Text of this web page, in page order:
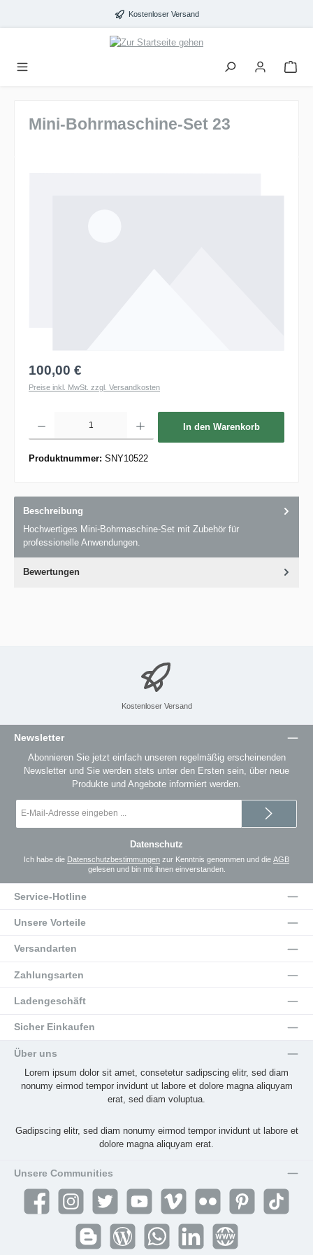
Kostenloser Versand
Mini-Bohrmaschine-Set 23
100,00 €
Preise inkl. MwSt. zzgl. Versandkosten
In den Warenkorb
Produktnummer: SNY10522
Beschreibung
Hochwertiges Mini-Bohrmaschine-Set mit Zubehör für
professionelle Anwendungen.
Bewertungen
Kostenloser Versand
Newsletter
Abonnieren Sie jetzt einfach unseren regelmäßig erscheinenden
Newsletter und Sie werden stets unter den Ersten sein, über neue
Produkte und Angebote informiert werden.
Mail-
Datenschutz
Ich habe die Datenschutzbestimmungen zur Kenntnis genommen und die AGB
gelesen und bin mit ihnen einverstanden.
Service-Hotline
Unsere Vorteile
Versandarten
Zahlungsarten
Ladengeschäft
Sicher Einkaufen
Über uns
Lorem ipsum dolor sit amet, consetetur sadipscing elitr, sed diam
nonumy eirmod tempor invidunt ut labore et dolore magna aliquyam
erat, sed diam voluptua.
Gadipscing elitr, sed diam nonumy eirmod tempor invidunt ut labore et
dolore magna aliquyam erat.
Unsere Communities
Facebook Instagram Twitter YouTube Vimeo Flickr Pinterest TikTok
Blogger Blog WhatsApp Website